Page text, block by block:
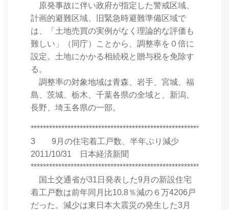
原発事故に伴い政府が指定した警戒区域、
計画的避難区域、旧緊急時避難準備区域で
は、「土地売買の実例がなく理論的な評価も
難しい」（同庁）ことから、調整率を０倍に
設定。土地にかかる相続税と贈与税を免除す
る。
調整率の対象地域は青森、岩手、宮城、福
島、茨城、栃木、千葉各県の全域と、新潟、
長野、埼玉各県の一部。
3 9月の住宅着工戸数、半年ぶり減少
2011/10/31 日本経済新聞
国土交通省が31日発表した9月の新設住宅
着工戸数は前年同月比10.8％減の６万4206戸
だった。減少は東日本大震災の発生した3月